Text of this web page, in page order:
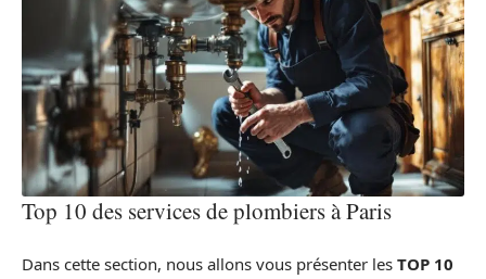
Top 10 des services de plombiers à Paris
Dans cette section, nous allons vous présenter les TOP 10